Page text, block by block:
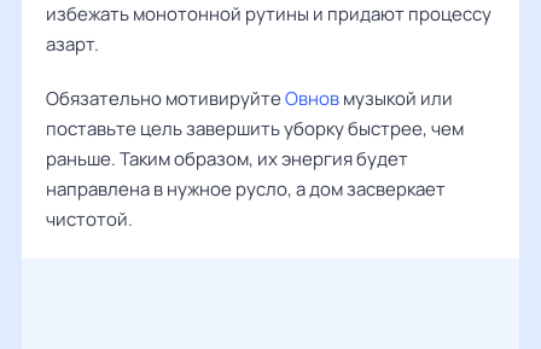
избежать монотонной рутины и придают процессу
азарт.
Обязательно мотивируйтеОвновмузыкой или
поставьте цель завершить уборку быстрее, чем
раньше. Таким образом, их энергия будет
направлена в нужное русло, а дом засверкает
чистотой.